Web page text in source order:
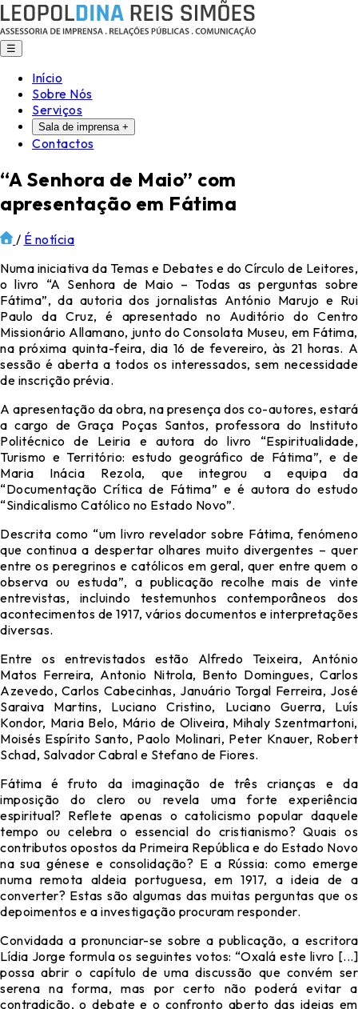
☰
Início
Sobre Nós
Serviços
Sala de imprensa +
Contactos
“A Senhora de Maio” com
apresentação em Fátima
/ É notícia
Numa iniciativa da Temas e Debates e do Círculo de Leitores,
o livro “A Senhora de Maio – Todas as perguntas sobre
Fátima”, da autoria dos jornalistas António Marujo e Rui
Paulo da Cruz, é apresentado no Auditório do Centro
Missionário Allamano, junto do Consolata Museu, em Fátima,
na próxima quinta-feira, dia 16 de fevereiro, às 21 horas. A
sessão é aberta a todos os interessados, sem necessidade
de inscrição prévia.
A apresentação da obra, na presença dos co-autores, estará
a cargo de Graça Poças Santos, professora do Instituto
Politécnico de Leiria e autora do livro “Espiritualidade,
Turismo e Território: estudo geográfico de Fátima”, e de
Maria Inácia Rezola, que integrou a equipa da
“Documentação Crítica de Fátima” e é autora do estudo
“Sindicalismo Católico no Estado Novo”.
Descrita como “um livro revelador sobre Fátima, fenómeno
que continua a despertar olhares muito divergentes – quer
entre os peregrinos e católicos em geral, quer entre quem o
observa ou estuda”, a publicação recolhe mais de vinte
entrevistas, incluindo testemunhos contemporâneos dos
acontecimentos de 1917, vários documentos e interpretações
diversas.
Entre os entrevistados estão Alfredo Teixeira, António
Matos Ferreira, Antonio Nitrola, Bento Domingues, Carlos
Azevedo, Carlos Cabecinhas, Januário Torgal Ferreira, José
Saraiva Martins, Luciano Cristino, Luciano Guerra, Luís
Kondor, Maria Belo, Mário de Oliveira, Mihaly Szentmartoni,
Moisés Espírito Santo, Paolo Molinari, Peter Knauer, Robert
Schad, Salvador Cabral e Stefano de Fiores.
Fátima é fruto da imaginação de três crianças e da
imposição do clero ou revela uma forte experiência
espiritual? Reflete apenas o catolicismo popular daquele
tempo ou celebra o essencial do cristianismo? Quais os
contributos opostos da Primeira República e do Estado Novo
na sua génese e consolidação? E a Rússia: como emerge
numa remota aldeia portuguesa, em 1917, a ideia de a
converter? Estas são algumas das muitas perguntas que os
depoimentos e a investigação procuram responder.
Convidada a pronunciar-se sobre a publicação, a escritora
Lídia Jorge formula os seguintes votos: “Oxalá este livro [...]
possa abrir o capítulo de uma discussão que convém ser
serena na forma, mas por certo não poderá evitar a
contradição, o debate e o confronto aberto das ideias em